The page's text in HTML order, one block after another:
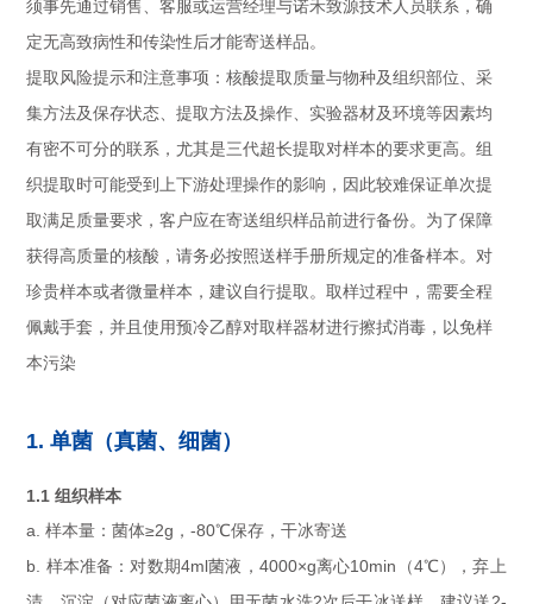
须事先通过销售、客服或运营经理与诺禾致源技术人员联系，确
定无高致病性和传染性后才能寄送样品。
提取风险提示和注意事项：核酸提取质量与物种及组织部位、采
集方法及保存状态、提取方法及操作、实验器材及环境等因素均
有密不可分的联系，尤其是三代超长提取对样本的要求更高。组
织提取时可能受到上下游处理操作的影响，因此较难保证单次提
取满足质量要求，客户应在寄送组织样品前进行备份。为了保障
获得高质量的核酸，请务必按照送样手册所规定的准备样本。对
珍贵样本或者微量样本，建议自行提取。取样过程中，需要全程
佩戴手套，并且使用预冷乙醇对取样器材进行擦拭消毒，以免样
本污染
1. 单菌（真菌、细菌）
1.1 组织样本
a. 样本量：菌体≥2g，-80℃保存，干冰寄送
b. 样本准备：对数期4ml菌液，4000×g离心10min（4℃），弃上